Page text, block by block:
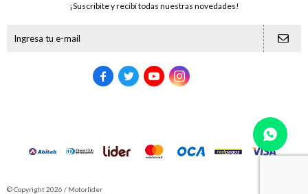
¡Suscribite y recibí todas nuestras novedades!
   
© Copyright 2026 / Motorlider